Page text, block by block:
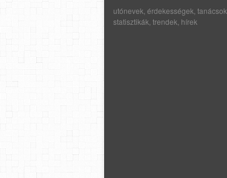
utónevek, érdekességek, tanácsok,
statisztikák, trendek, hírek